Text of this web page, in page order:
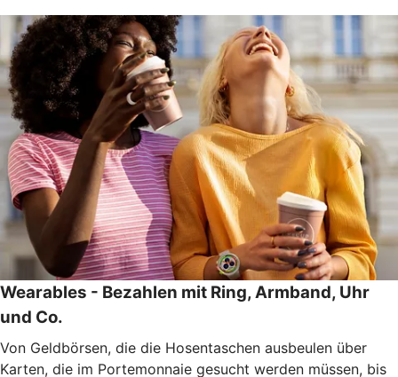
Wearables - Bezahlen mit Ring, Armband, Uhr
und Co.
Von Geldbörsen, die die Hosentaschen ausbeulen über
Karten, die im Portemonnaie gesucht werden müssen, bis